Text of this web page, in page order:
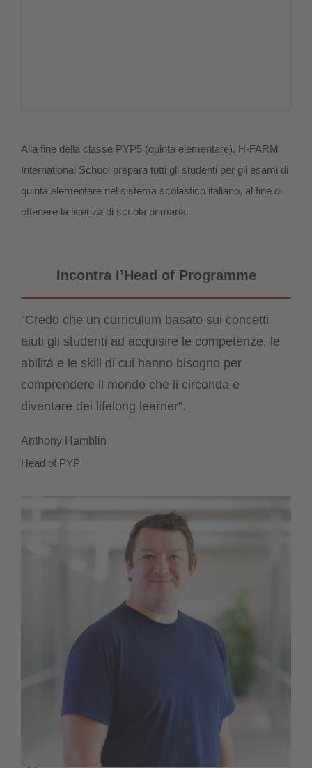
Alla fine della classe PYP5 (quinta elementare), H-FARM
International School prepara tutti gli studenti per gli esami di
quinta elementare nel sistema scolastico italiano, al fine di
ottenere la licenza di scuola primaria.
Incontra l’Head of Programme
“Credo che un curriculum basato sui concetti
aiuti gli studenti ad acquisire le competenze, le
abilità e le skill di cui hanno bisogno per
comprendere il mondo che li circonda e
diventare dei lifelong learner”.
Anthony Hamblin
Head of PYP